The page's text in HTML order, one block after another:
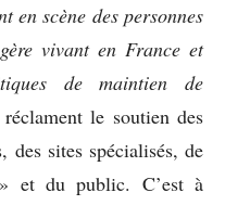
en scène des personnes
vivant en France et
de maintien de
le soutien des
des sites spécialisés, de
et du public. C’est à